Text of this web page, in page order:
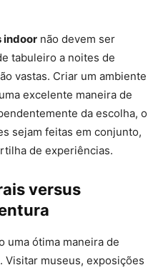
indoor não devem ser
tabuleiro a noites de
vastas. Criar um ambiente
excelente maneira de
da escolha, o
sejam feitas em conjunto,
de experiências.
versus
uma ótima maneira de
museus, exposições